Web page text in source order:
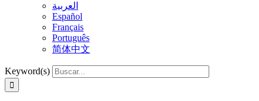
العربية
Español
Français
Português
简体中文
Keyword(s)